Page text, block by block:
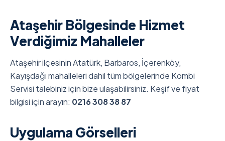
Ataşehir Bölgesinde Hizmet
Verdiğimiz Mahalleler
Ataşehir ilçesinin Atatürk, Barbaros, İçerenköy,
Kayışdağı mahalleleri dahil tüm bölgelerinde Kombi
Servisi talebiniz için bize ulaşabilirsiniz. Keşif ve fiyat
bilgisi için arayın: 0216 308 38 87
Uygulama Görselleri